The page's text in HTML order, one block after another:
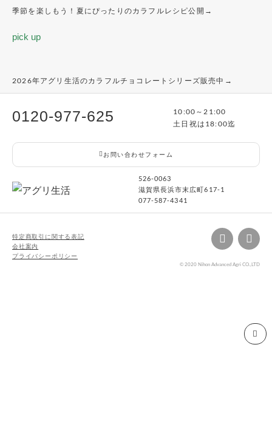
季節を楽しもう！夏にぴったりのカラフルレシピ公開→
pick up
2026年アグリ生活のカラフルチョコレートシリーズ販売中→
0120-977-625
10:00～21:00
土日祝は18:00迄
お問い合わせフォーム
526-0063
滋賀県長浜市末広町617-1
077-587-4341
特定商取引に関する表記
会社案内
プライバシーポリシー
© 2020 Nihon Advanced Agri CO.,LTD